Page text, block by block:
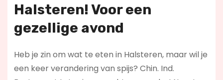
Halsteren! Voor een
gezellige avond
Heb je zin om wat te eten in Halsteren, maar wil je
een keer verandering van spijs? Chin. Ind.